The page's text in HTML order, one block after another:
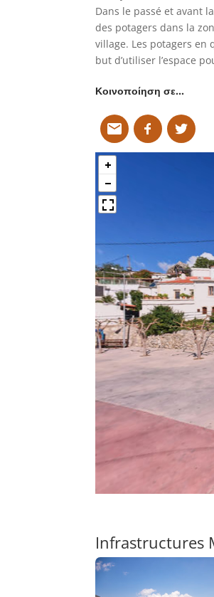
Dans le passé et avant
des potagers dans la
village. Les potagers en
but d’utiliser l’espace
Κοινοποίηση σε…
Infrastructures